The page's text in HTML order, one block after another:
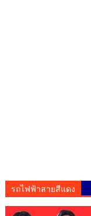
รถไฟฟ้าสายสีแดง